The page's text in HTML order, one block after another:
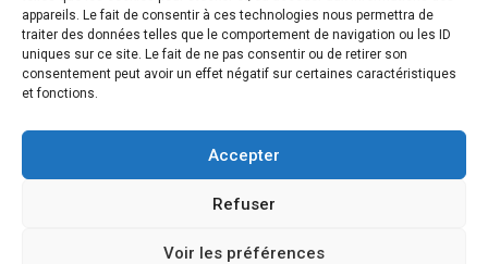
appareils. Le fait de consentir à ces technologies nous permettra de
traiter des données telles que le comportement de navigation ou les ID
uniques sur ce site. Le fait de ne pas consentir ou de retirer son
consentement peut avoir un effet négatif sur certaines caractéristiques
et fonctions.
Accepter
Refuser
Voir les préférences
NEWSLETTER